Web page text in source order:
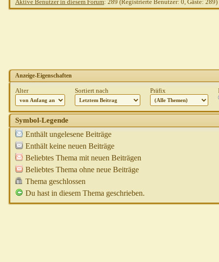
Aktive Benutzer in diesem Forum: 289 (Registrierte Benutzer: 0, Gäste: 289)
Anzeige-Eigenschaften
Alter Sortiert nach Präfix
Symbol-Legende
Enthält ungelesene Beiträge
Enthält keine neuen Beiträge
Beliebtes Thema mit neuen Beiträgen
Beliebtes Thema ohne neue Beiträge
Thema geschlossen
Du hast in diesem Thema geschrieben.